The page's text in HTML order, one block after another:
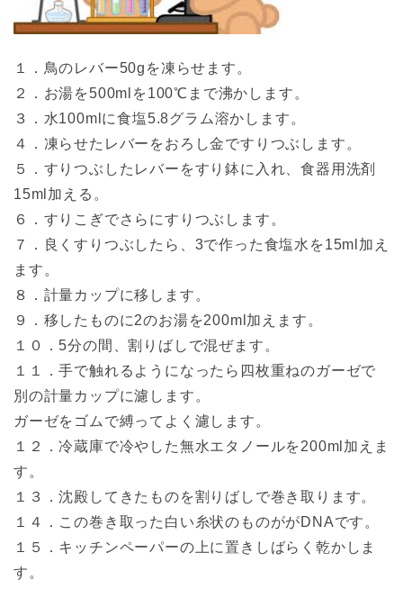
１．鳥のレバー50gを凍らせます。
２．お湯を500mlを100℃まで沸かします。
３．水100mlに食塩5.8グラム溶かします。
４．凍らせたレバーをおろし金ですりつぶします。
５．すりつぶしたレバーをすり鉢に入れ、食器用洗剤
15ml加える。
６．すりこぎでさらにすりつぶします。
７．良くすりつぶしたら、3で作った食塩水を15ml加え
ます。
８．計量カップに移します。
９．移したものに2のお湯を200ml加えます。
１０．5分の間、割りばしで混ぜます。
１１．手で触れるようになったら四枚重ねのガーゼで
別の計量カップに濾します。
ガーゼをゴムで縛ってよく濾します。
１２．冷蔵庫で冷やした無水エタノールを200ml加えま
す。
１３．沈殿してきたものを割りばしで巻き取ります。
１４．この巻き取った白い糸状のものががDNAです。
１５．キッチンペーパーの上に置きしばらく乾かしま
す。